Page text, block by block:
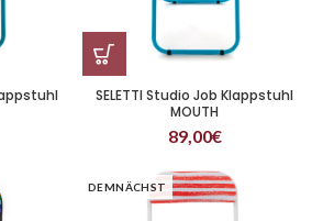
SELETTI Studio Job Klappstuhl
MOUTH
89,00€
DEMNÄCHST